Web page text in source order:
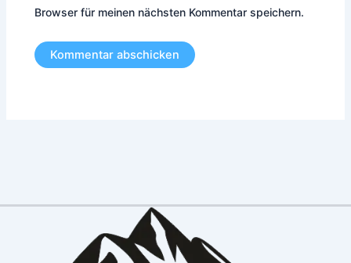
Browser für meinen nächsten Kommentar speichern.